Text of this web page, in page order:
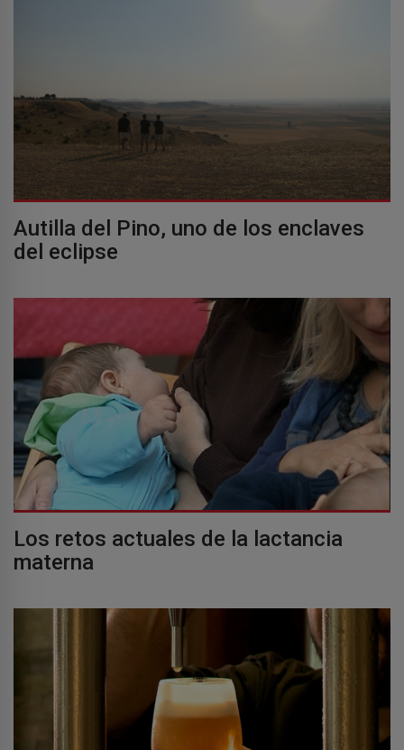
Autilla del Pino, uno de los enclaves
del eclipse
Los retos actuales de la lactancia
materna